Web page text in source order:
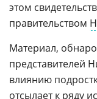
этом
правительством
Материал,
представителей
влиянию
отсылает к ряду